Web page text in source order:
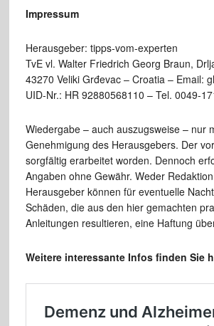
Impressum
Herausgeber: tipps-vom-experten
TvE vl. Walter Friedrich Georg Braun,
43270 Veliki Grđevac – Croatia – Email:
UID-Nr.: HR 92880568110 – Tel. 0049-
Wiedergabe – auch auszugsweise – nur
Genehmigung des Herausgebers. Der
sorgfältig erarbeitet worden. Dennoch
Angaben ohne Gewähr. Weder
Herausgeber können für eventuelle
Schäden, die aus den hier gemachten
Anleitungen resultieren, eine Haftung
Weitere interessante Infos finden Sie